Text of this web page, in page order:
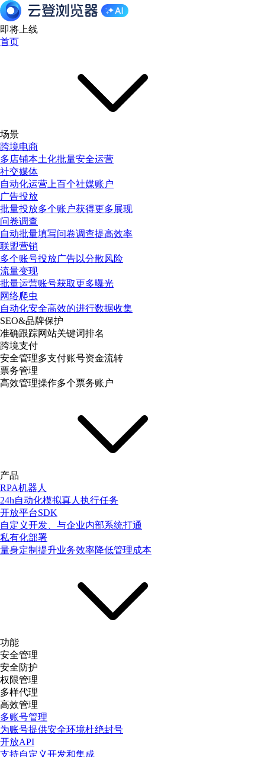
即将上线
首页
场景
跨境电商
多店铺本土化批量安全运营
社交媒体
自动化运营上百个社媒账户
广告投放
批量投放多个账户获得更多展现
问卷调查
自动批量填写问卷调查提高效率
联盟营销
多个账号投放广告以分散风险
流量变现
批量运营账号获取更多曝光
网络爬虫
自动化安全高效的进行数据收集
SEO&品牌保护
准确跟踪网站关键词排名
跨境支付
安全管理多支付账号资金流转
票务管理
高效管理操作多个票务账户
产品
RPA机器人
24h自动化模拟真人执行任务
开放平台SDK
自定义开发、与企业内部系统打通
私有化部署
量身定制提升业务效率降低管理成本
功能
安全管理
安全防护
权限管理
多样代理
高效管理
多账号管理
为账号提供安全环境杜绝封号
开放API
支持自定义开发和集成